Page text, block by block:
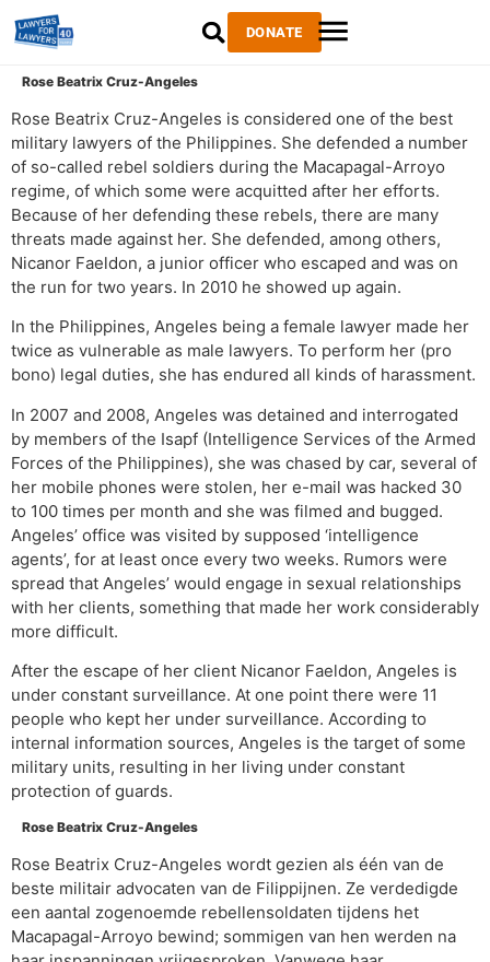
DONATE
Rose Beatrix Cruz-Angeles
Rose Beatrix Cruz-Angeles is considered one of the best
military lawyers of the Philippines. She defended a number
of so-called rebel soldiers during the Macapagal-Arroyo
regime, of which some were acquitted after her efforts.
Because of her defending these rebels, there are many
threats made ​​against her. She defended, among others,
Nicanor Faeldon, a junior officer who escaped and was on
the run for two years. In 2010 he showed up again.
In the Philippines, Angeles being a female lawyer made her
twice as vulnerable as male lawyers. To perform her (pro
bono) legal duties, she has endured all kinds of harassment.
In 2007 and 2008, Angeles was detained and interrogated
by members of the Isapf (Intelligence Services of the Armed
Forces of the Philippines), she was chased by car, several of
her mobile phones were stolen, her e-mail was hacked 30
to 100 times per month and she was filmed and bugged.
Angeles’ office was visited by supposed ‘intelligence
agents’, for at least once every two weeks. Rumors were
spread that Angeles’ would engage in sexual relationships
with her clients, something that made her work considerably
more difficult.
After the escape of her client Nicanor Faeldon, Angeles is
under constant surveillance. At one point there were 11
people who kept her under surveillance. According to
internal information sources, Angeles is the target of some
military units, resulting in her living under constant
protection of guards.
Rose Beatrix Cruz-Angeles
Rose Beatrix Cruz-Angeles wordt gezien als één van de
beste militair advocaten van de Filippijnen. Ze verdedigde
een aantal zogenoemde rebellensoldaten tijdens het
Macapagal-Arroyo bewind; sommigen van hen werden na